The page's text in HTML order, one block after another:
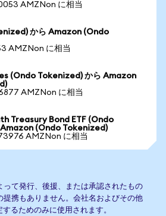
AMZNon に相当
から Amazon (Ondo
AMZNon に相当
(Ondo Tokenized) から Amazon
AMZNon に相当
Treasury Bond ETF (Ondo
(Ondo Tokenized)
AMZNon に相当
て発行、後援、または承認されたもの
携もありません。会社名およびその他
るためのみに使用されます。